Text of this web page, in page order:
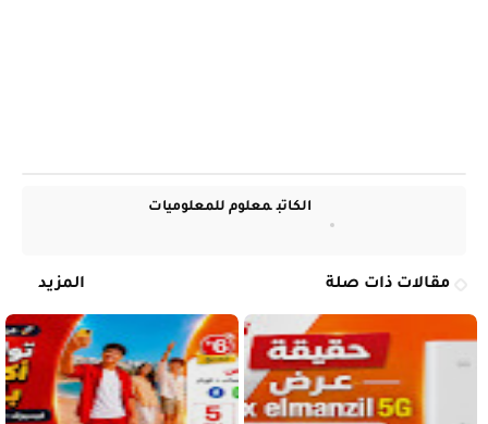
الكاتب معلوم للمعلوميات
مقالات ذات صلة المزيد